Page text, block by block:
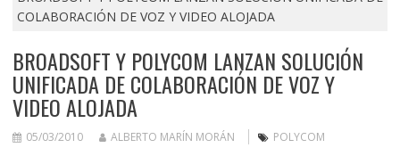
COLABORACIÓN DE VOZ Y VIDEO ALOJADA
BROADSOFT Y POLYCOM LANZAN SOLUCIÓN
UNIFICADA DE COLABORACIÓN DE VOZ Y
VIDEO ALOJADA
05/03/2010 ALBERTO MARÍN MORÁN POLYCOM